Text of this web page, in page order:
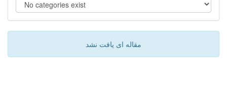
مقاله ای یافت نشد